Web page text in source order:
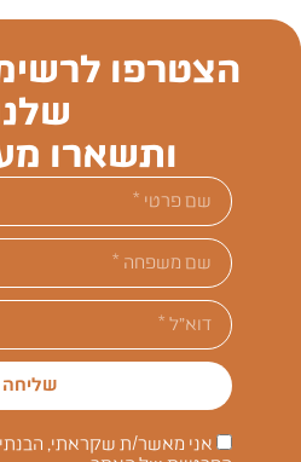
הצטרפו
ותשארו
אני מאשר/ת שקראתי,
שליחה